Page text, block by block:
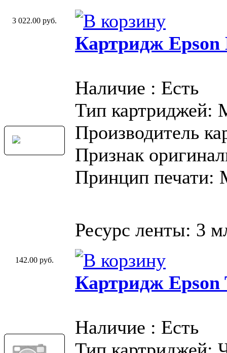
3 022.00 руб.
Картридж Epson
Наличие : Есть
Тип картриджей:
Производитель
Признак
Принцип печати:
Ресурс ленты: 3
142.00 руб.
Картридж Epson
Наличие : Есть